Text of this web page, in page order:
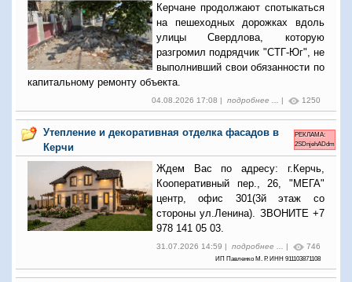
Керчане продолжают спотыкаться
на пешеходных дорожках вдоль
улицы Свердлова, которую
разгромил подрядчик "СТГ-Юг", не
выполнивший свои обязанности по
капитальному ремонту объекта.
04.08.2026 17:08 | подробнее ... | 1250
Утепление и декоративная отделка фасадов в
Керчи
РЕКЛАМА:
2SDnjehADdm
Ждем Вас по адресу: г.Керчь,
Кооперативный пер., 26, "МЕГА"
центр, офис 301(3й этаж со
стороны ул.Ленина). ЗВОНИТЕ +7
978 141 05 03.
31.07.2026 14:59 | подробнее ... | 746
ИП Павленко М. Р. ИНН 911103871108